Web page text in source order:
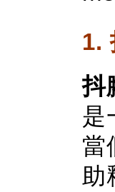
1.
抖
是
當
助